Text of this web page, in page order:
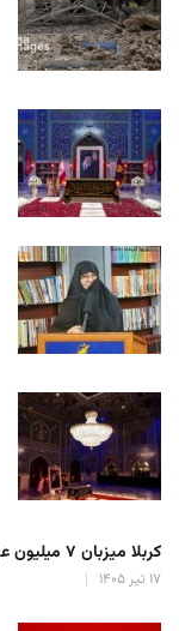
کربلا میزبان ۷ میلیون عزادار در تشییع پیکر قائد شهید امت
۱۷ تیر ۱۴۰۵